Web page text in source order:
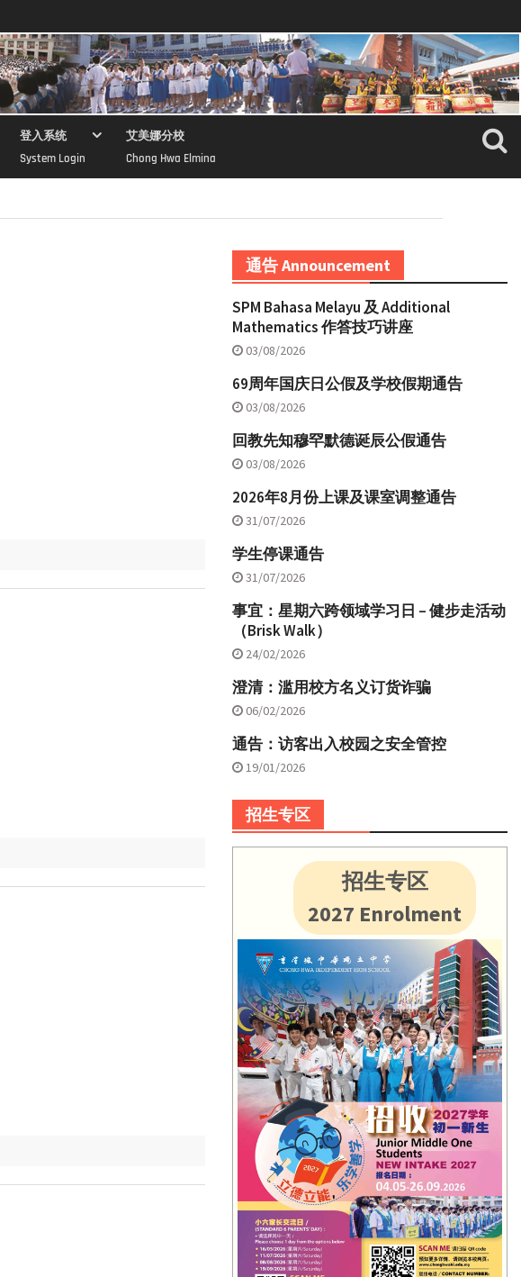
登入系统
System Login
艾美娜分校
Chong Hwa Elmina
通告 Announcement
SPM Bahasa Melayu 及 Additional
Mathematics 作答技巧讲座
03/08/2026
69周年国庆日公假及学校假期通告
03/08/2026
回教先知穆罕默德诞辰公假通告
03/08/2026
2026年8月份上课及课室调整通告
31/07/2026
学生停课通告
31/07/2026
事宜：星期六跨领域学习日 – 健步走活动
（Brisk Walk）
24/02/2026
澄清：滥用校方名义订货诈骗
06/02/2026
通告：访客出入校园之安全管控
19/01/2026
招生专区
招生专区
2027 Enrolment